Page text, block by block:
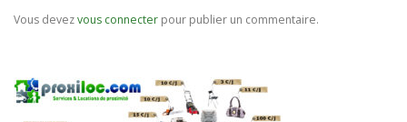
Vous devezvous connecter pour publier un commentaire.